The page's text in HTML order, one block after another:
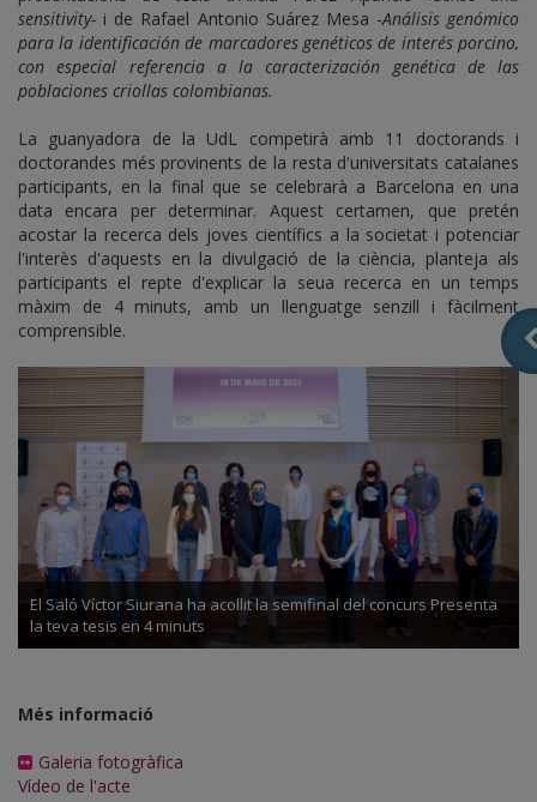
sensitivity- i de Rafael Antonio Suárez Mesa -Análisis genómico
para la identificación de marcadores genéticos de interés porcino,
con especial referencia a la caracterización genética de las
poblaciones criollas colombianas.
La guanyadora de la UdL competirà amb 11 doctorands i
doctorandes més provinents de la resta d'universitats catalanes
participants, en la final que se celebrarà a Barcelona en una
data encara per determinar. Aquest certamen, que pretén
acostar la recerca dels joves científics a la societat i potenciar
l'interès d'aquests en la divulgació de la ciència, planteja als
participants el repte d'explicar la seua recerca en un temps
màxim de 4 minuts, amb un llenguatge senzill i fàcilment
comprensible.
El Saló Víctor Siurana ha acollit la semifinal del concurs Presenta
la teva tesis en 4 minuts
Més informació
Galeria fotogràfica
Vídeo de l'acte